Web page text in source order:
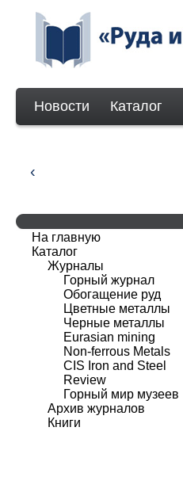
Новости Каталог
На главную
Каталог
Журналы
Горный журнал
Обогащение руд
Цветные металлы
Черные металлы
Eurasian mining
Non-ferrous Мetals
CIS Iron and Steel
Review
Горный мир музеев
Архив журналов
Книги